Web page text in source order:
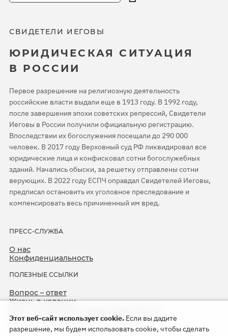
СВИДЕТЕЛИ ИЕГОВЫ
ЮРИДИЧЕСКАЯ СИТУАЦИЯ
В РОССИИ
Первое разрешение на религиозную деятельность
российские власти выдали еще в 1913 году. В 1992 году,
после завершения эпохи советских репрессий, Свидетели
Иеговы в России получили официальную регистрацию.
Впоследствии их богослужения посещали до 290 000
человек. В 2017 году Верховный суд РФ ликвидировал все
юридические лица и конфисковал сотни богослужебных
зданий. Начались обыски, за решетку отправлены сотни
верующих. В 2022 году ЕСПЧ оправдал Свидетелей Иеговы,
предписал остановить их уголовное преследование и
компенсировать весь причиненный им вред.
ПРЕСС-СЛУЖБА
О нас
Конфиденциальность
ПОЛЕЗНЫЕ ССЫЛКИ
Вопрос – ответ
Жизнь в колонии
75-я годовщина операции «Север»
Этот веб-сайт использует cookie. Если вы дадите
разрешение, мы будем использовать cookie, чтобы сделать